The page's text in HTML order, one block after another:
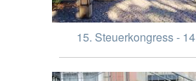
15. Steuerkongress -